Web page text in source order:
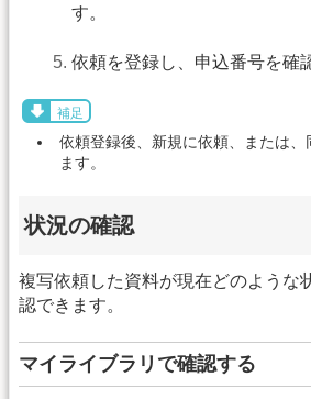
す。
依頼を登録し、申込番号を確
補足
依頼登録後、新規に依頼、または、
ます。
状況の確認
複写依頼した資料が現在どのような
認できます。
マイライブラリで確認する